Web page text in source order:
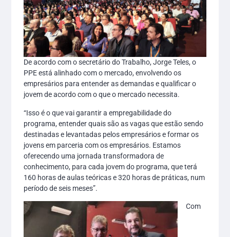
De acordo com o secretário do Trabalho, Jorge Teles, o
PPE está alinhado com o mercado, envolvendo os
empresários para entender as demandas e qualificar o
jovem de acordo com o que o mercado necessita.
“Isso é o que vai garantir a empregabilidade do
programa, entender quais são as vagas que estão sendo
destinadas e levantadas pelos empresários e formar os
jovens em parceria com os empresários. Estamos
oferecendo uma jornada transformadora de
conhecimento, para cada jovem do programa, que terá
160 horas de aulas teóricas e 320 horas de práticas, num
período de seis meses”.
Com